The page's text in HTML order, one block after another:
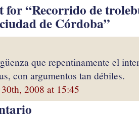
for “Recorrido de
de Córdoba”
que repentinamente el
con argumentos tan débiles.
2008 at 15:45